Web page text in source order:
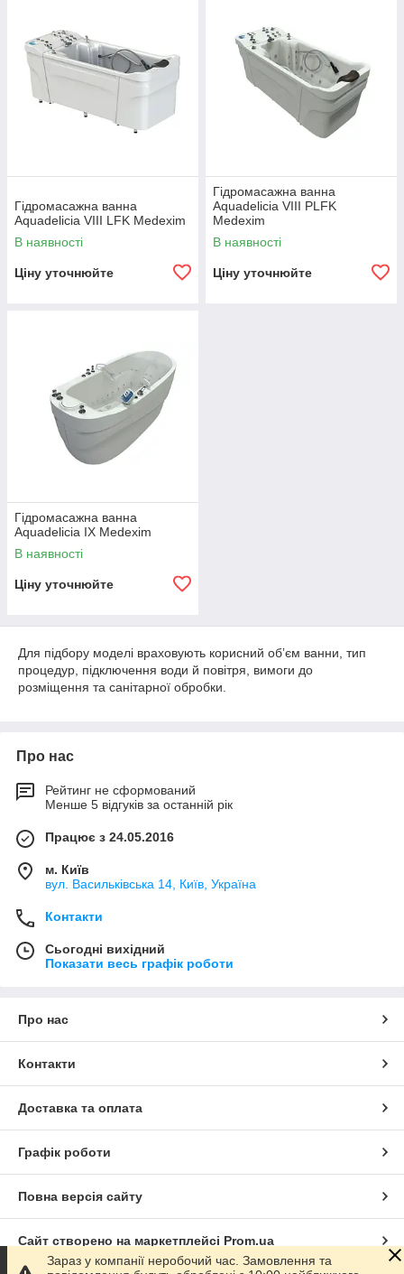
Гідромасажна ванна
Aquadelicia VIII LFK Medexim
В наявності
Ціну уточнюйте
Гідромасажна ванна
Aquadelicia VIII PLFK
Medexim
В наявності
Ціну уточнюйте
Гідромасажна ванна
Aquadelicia IX Medexim
В наявності
Ціну уточнюйте
Для підбору моделі враховують корисний обʼєм ванни, тип
процедур, підключення води й повітря, вимоги до
розміщення та санітарної обробки.
Про нас
Рейтинг не сформований
Менше 5 відгуків за останній рік
Працює з 24.05.2016
м. Київ
вул. Васильківська 14, Київ, Україна
Контакти
Сьогодні вихідний
Показати весь графік роботи
Про нас
Контакти
Доставка та оплата
Графік роботи
Повна версія сайту
Сайт створено на маркетплейсі Prom.ua
Зараз у компанії неробочий час. Замовлення та